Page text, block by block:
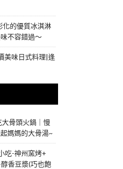
化的優質冰淇淋
不容錯過～
美味日式料理|逢
骨頭火鍋｜慢
媽媽的大骨湯~
吃-神州窯烤+
香豆漿(巧也飽